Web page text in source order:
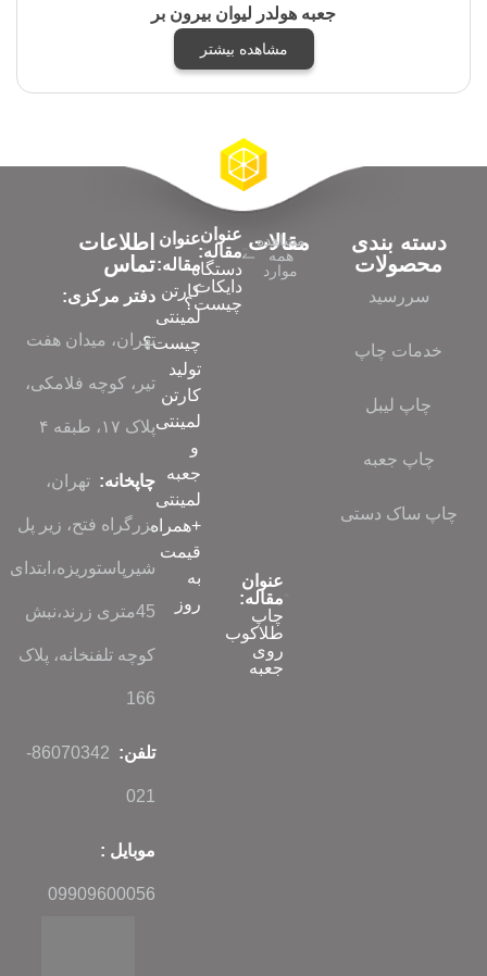
جعبه هولدر لیوان بیرون بر
مشاهده بیشتر
دسته بندی
محصولات
سررسید
خدمات چاپ
چاپ لیبل
چاپ جعبه
چاپ ساک دستی
مقالات
مشاهده
همه
موارد
عنوان
مقاله:
چاپ
طلاکوب
روی
جعبه
عنوان
مقاله:
دستگاه
دایکات
چیست؟
عنوان
مقاله:
کارتن
لمینتی
چیست؟
تولید
کارتن
لمینتی
و
جعبه
لمینتی
+همراه
قیمت
به
روز
اطلاعات
تماس
دفتر مرکزی:
تهران، میدان هفت
تیر، کوچه فلامکی،
پلاک ۱۷، طبقه ۴
چاپخانه: تهران،
بزرگراه فتح، زیر پل
شیرپاستوریزه،ابتدای
45متری زرند،نبش
کوچه تلفنخانه، پلاک
166
تلفن: 86070342-
021
موبایل :
09909600056